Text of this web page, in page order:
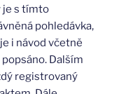
je s tímto
pohledávka,
i návod včetně
Dalším
registrovaný